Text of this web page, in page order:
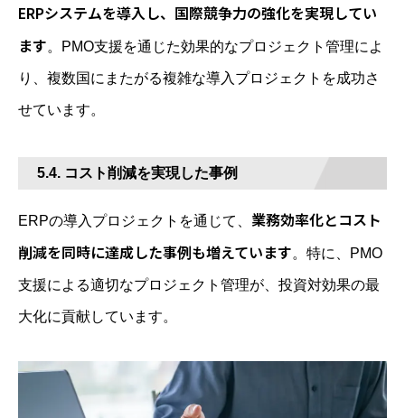
ERPシステムを導入し、国際競争力の強化を実現してい
ます。PMO支援を通じた効果的なプロジェクト管理によ
り、複数国にまたがる複雑な導入プロジェクトを成功さ
せています。
5.4. コスト削減を実現した事例
ERPの導入プロジェクトを通じて、 業務効率化とコスト
削減を同時に達成した事例も増えています。特に、PMO
支援による適切なプロジェクト管理が、投資対効果の最
大化に貢献しています。